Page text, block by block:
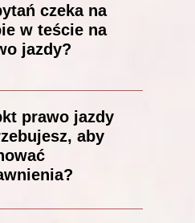
czeka na
w teście na
jazdy?
prawo jazdy
aby